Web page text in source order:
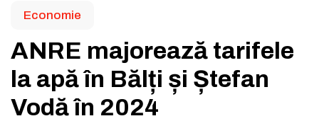
Economie
ANRE majorează tarifele
la apă în Bălți și Ștefan
Vodă în 2024